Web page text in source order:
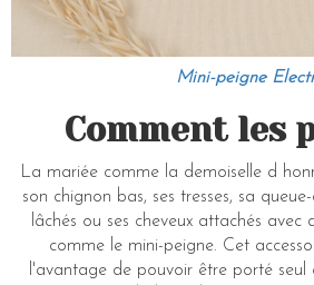
Mini-peigne
Comment les
La mariée comme la demoiselle d
son chignon bas, ses tresses, sa
lâchés ou ses cheveux attachés avec
comme le mini-peigne. Cet
l'avantage de pouvoir être porté